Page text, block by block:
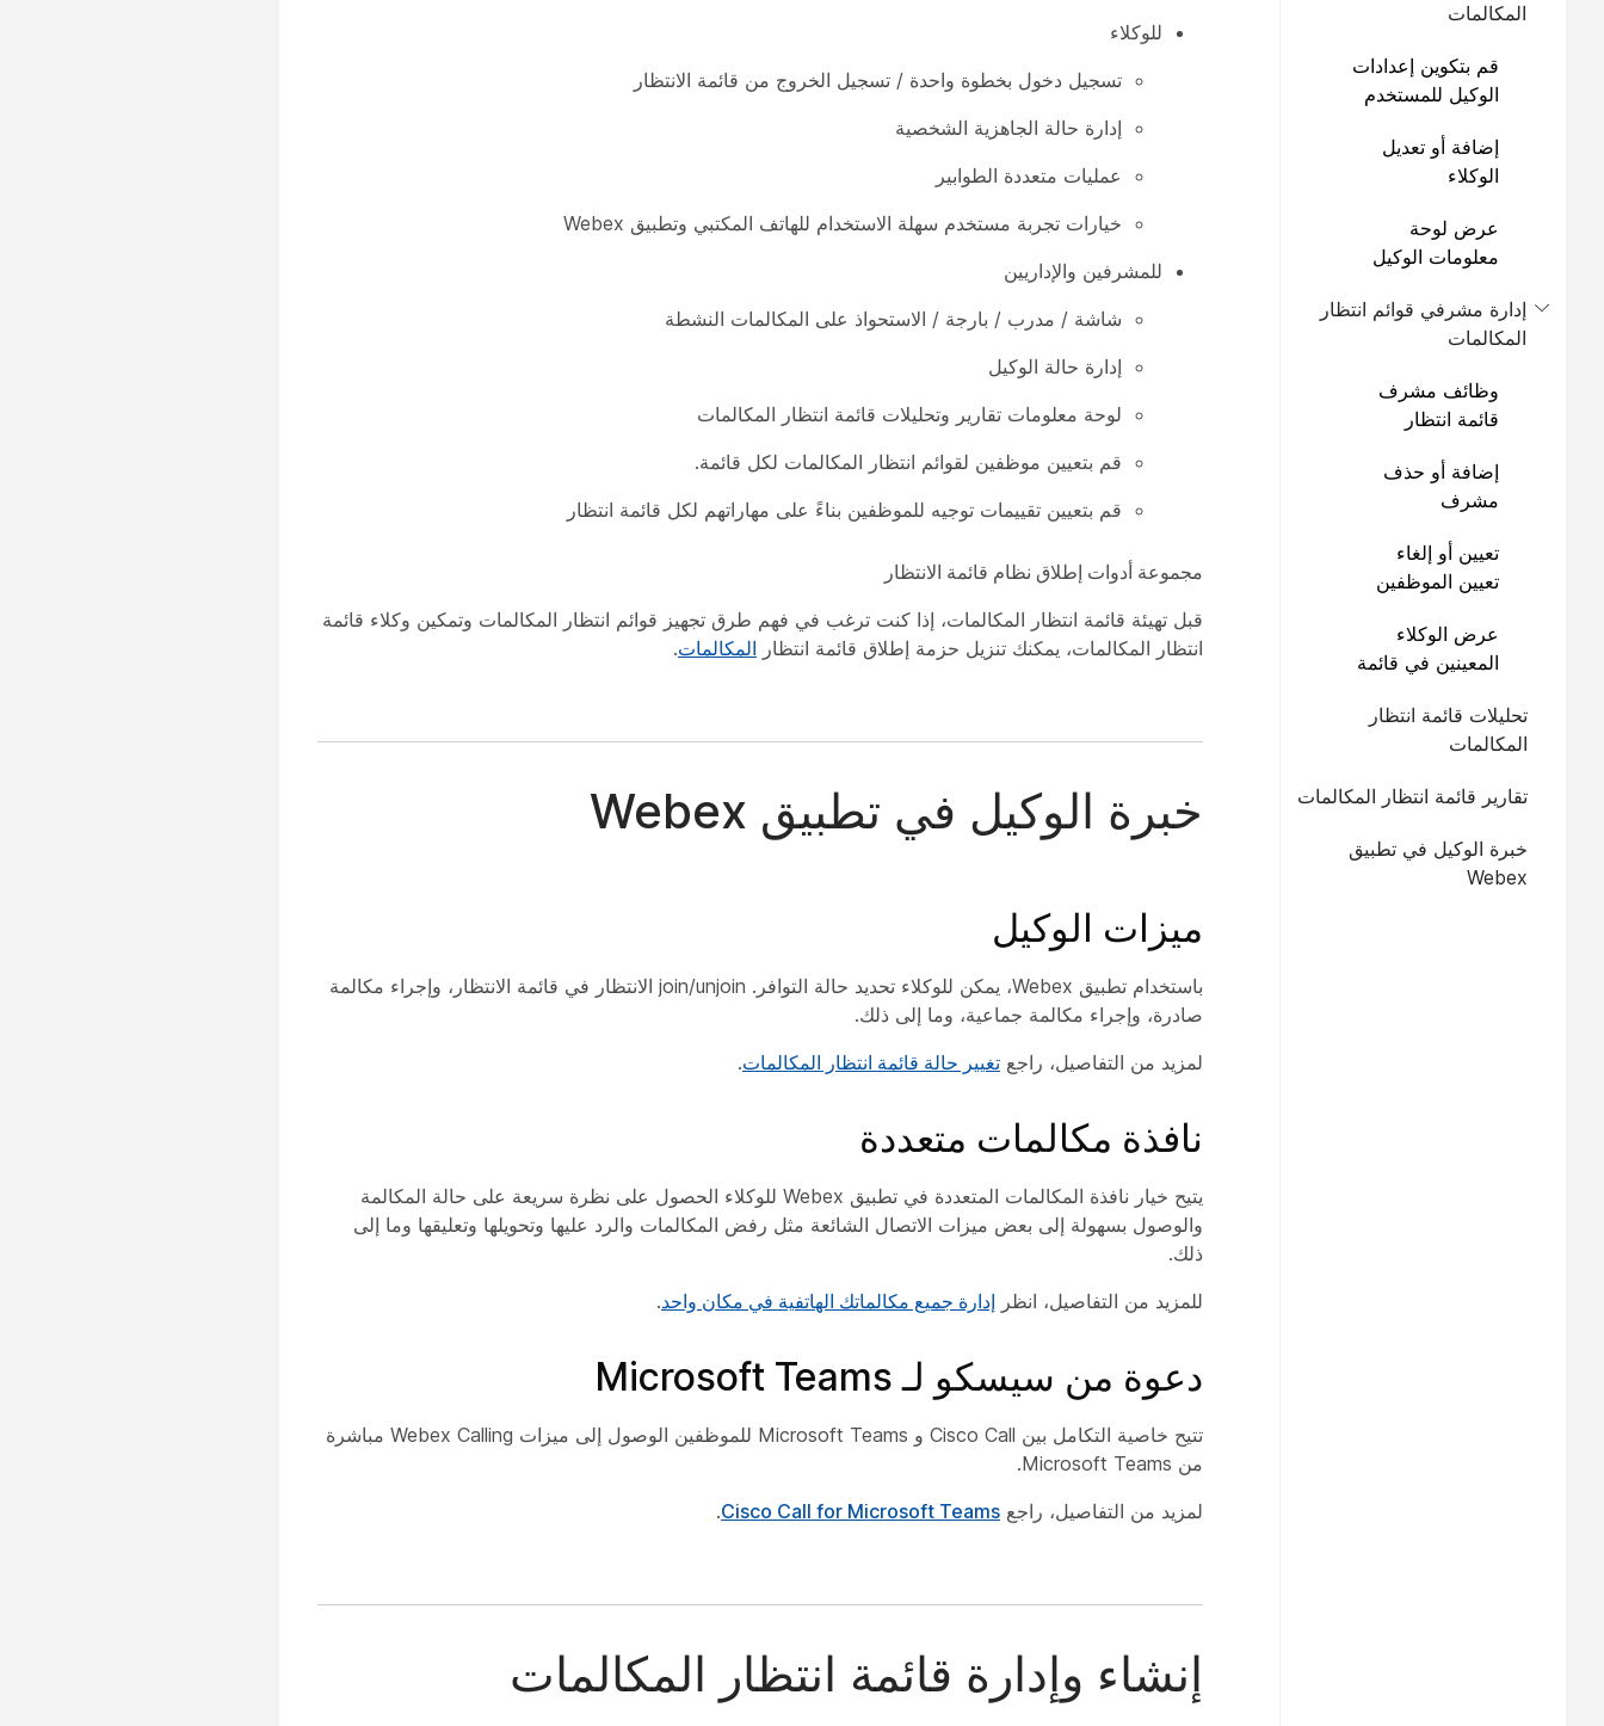
المكالمات
قم بتكوين إعدادات
الوكيل للمستخدم
إضافة أو تعديل
الوكلاء
عرض لوحة
معلومات الوكيل
إدارة مشرفي قوائم انتظار
المكالمات
وظائف مشرف
قائمة انتظار
Webex Calling
إضافة أو حذف
مشرف
تعيين أو إلغاء
تعيين الموظفين
عرض الوكلاء
المعينين في قائمة
تحليلات قائمة انتظار
المكالمات
تقارير قائمة انتظار المكالمات
خبرة الوكيل في تطبيق
Webex
للوكلاء
تسجيل دخول بخطوة واحدة / تسجيل الخروج من قائمة الانتظار
إدارة حالة الجاهزية الشخصية
عمليات متعددة الطوابير
خيارات تجربة مستخدم سهلة الاستخدام للهاتف المكتبي وتطبيق Webex
للمشرفين والإداريين
شاشة / مدرب / بارجة / الاستحواذ على المكالمات النشطة
إدارة حالة الوكيل
لوحة معلومات تقارير وتحليلات قائمة انتظار المكالمات
قم بتعيين موظفين لقوائم انتظار المكالمات لكل قائمة.
قم بتعيين تقييمات توجيه للموظفين بناءً على مهاراتهم لكل قائمة انتظار
مجموعة أدوات إطلاق نظام قائمة الانتظار
قبل تهيئة قائمة انتظار المكالمات، إذا كنت ترغب في فهم طرق تجهيز قوائم انتظار المكالمات وتمكين وكلاء قائمة
انتظار المكالمات، يمكنك تنزيل حزمة إطلاق قائمة انتظار المكالمات.
خبرة الوكيل في تطبيق Webex
ميزات الوكيل
باستخدام تطبيق Webex، يمكن للوكلاء تحديد حالة التوافر. join/unjoin الانتظار في قائمة الانتظار، وإجراء مكالمة
صادرة، وإجراء مكالمة جماعية، وما إلى ذلك.
لمزيد من التفاصيل، راجع تغيير حالة قائمة انتظار المكالمات.
نافذة مكالمات متعددة
يتيح خيار نافذة المكالمات المتعددة في تطبيق Webex للوكلاء الحصول على نظرة سريعة على حالة المكالمة
والوصول بسهولة إلى بعض ميزات الاتصال الشائعة مثل رفض المكالمات والرد عليها وتحويلها وتعليقها وما إلى
ذلك.
للمزيد من التفاصيل، انظر إدارة جميع مكالماتك الهاتفية في مكان واحد.
دعوة من سيسكو لـ Microsoft Teams
تتيح خاصية التكامل بين Cisco Call و Microsoft Teams للموظفين الوصول إلى ميزات Webex Calling مباشرة
من Microsoft Teams.
لمزيد من التفاصيل، راجع Cisco Call for Microsoft Teams
.
إنشاء وإدارة قائمة انتظار المكالمات